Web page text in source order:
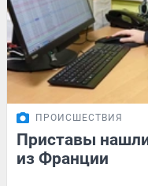
ПРОИСШЕСТВИЯ
Приставы
из Франции